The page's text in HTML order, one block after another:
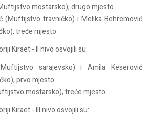
mostarsko), drugo mjesto
(Muftijstvo travničko) i Melika Behremović
treće mjesto
Kiraet - II nivo osvojili su:
sarajevsko) i Amila Keserović
prvo mjesto
mostarsko), treće mjesto
Kiraet - III nivo osvojili su: